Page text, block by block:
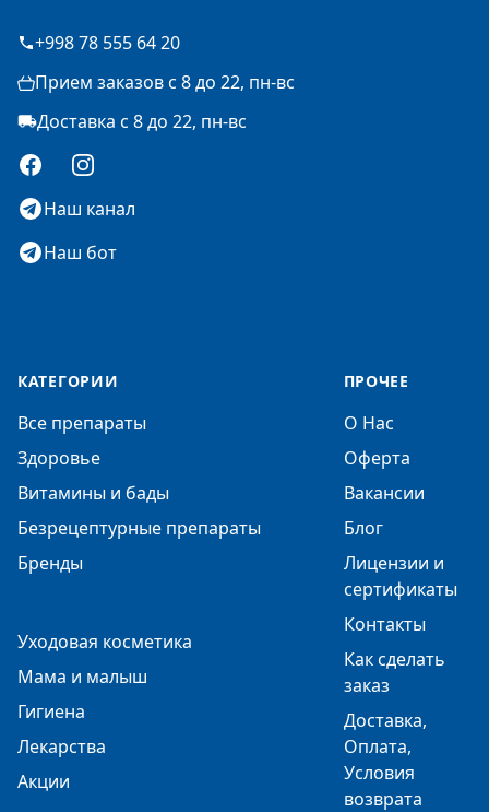
+998 78 555 64 20
Прием заказов с 8 до 22, пн-вс
Доставка с 8 до 22, пн-вс
FacebookInstagram
Наш канал
Наш бот
КАТЕГОРИИ
Все препараты
Здоровье
Витамины и бады
Безрецептурные препараты
Бренды
Уходовая косметика
Мама и малыш
Гигиена
Лекарства
Акции
ПРОЧЕЕ
О Нас
Оферта
Вакансии
Блог
Лицензии и
сертификаты
Контакты
Как сделать
заказ
Доставка,
Оплата,
Условия
возврата